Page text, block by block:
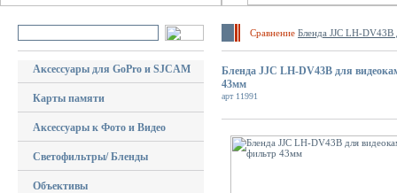
Сравнение Бленда JJC LH-DV43B
Аксессуары для GoPro и SJCAM
Карты памяти
Аксессуары к Фото и Видео
Светофильтры/ Бленды
Объективы
Бленда JJC LH-DV43B для
43мм
арт 11991